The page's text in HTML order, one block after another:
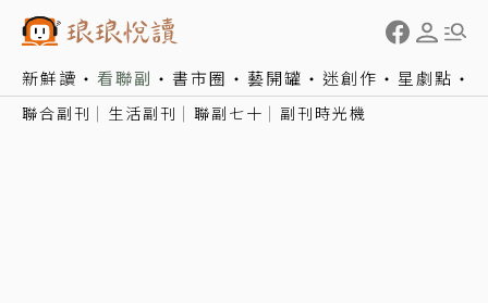
新鮮讀 看聯副 書市圈 藝開罐 迷創作 星劇點
聯合副刊 生活副刊 聯副七十 副刊時光機